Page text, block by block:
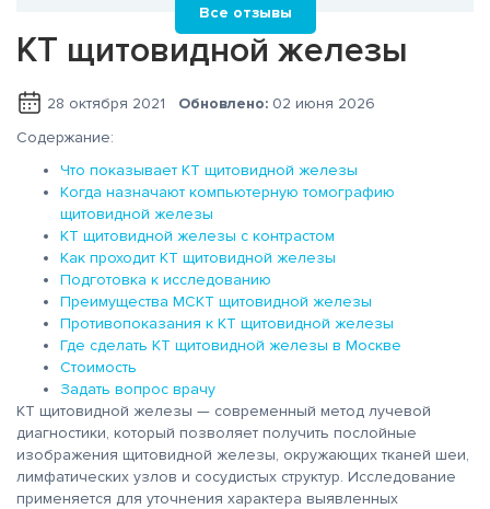
Все отзывы
КТ щитовидной железы
28 октября 2021 Обновлено: 02 июня 2026
Содержание:
Что показывает КТ щитовидной железы
Когда назначают компьютерную томографию
щитовидной железы
КТ щитовидной железы с контрастом
Как проходит КТ щитовидной железы
Подготовка к исследованию
Преимущества МСКТ щитовидной железы
Противопоказания к КТ щитовидной железы
Где сделать КТ щитовидной железы в Москве
Стоимость
Задать вопрос врачу
КТ щитовидной железы — современный метод лучевой
диагностики, который позволяет получить послойные
изображения щитовидной железы, окружающих тканей шеи,
лимфатических узлов и сосудистых структур. Исследование
применяется для уточнения характера выявленных